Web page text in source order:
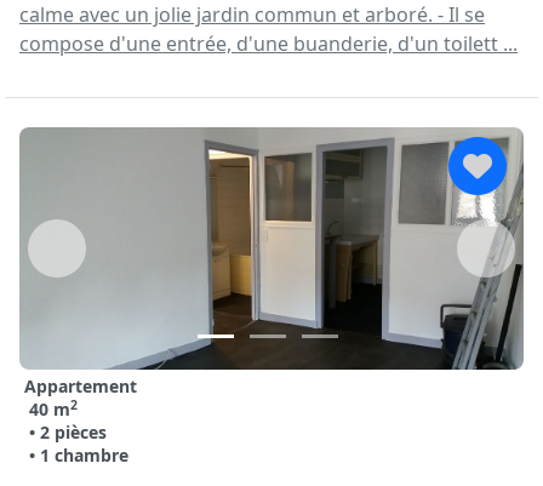
calme avec un jolie jardin commun et arboré. - Il se
compose d'une entrée, d'une buanderie, d'un toilett ...
Appartement
40 m2
• 2 pièces
• 1 chambre